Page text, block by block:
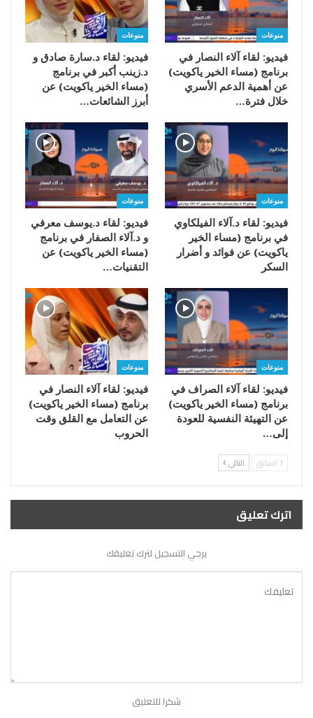
منوعات
فيديو: لقاء آلاء النصار في
برنامج (مساء الخير ياكويت)
عن أهمية الدعم الأسري
خلال فترة…
منوعات
فيديو: لقاء د.سارة صادق و
د.زينب أكبر في برنامج
(مساء الخير ياكويت) عن
أبرز الشائعات…
منوعات
فيديو: لقاء د.آلاء الفيلكاوي
في برنامج (مساء الخير
ياكويت) عن فوائد و أضرار
السكر
منوعات
فيديو: لقاء د.يوسف معرفي
و د.آلاء الصفار في برنامج
(مساء الخير ياكويت) عن
التقنيات…
منوعات
فيديو: لقاء آلاء الصراف في
برنامج (مساء الخير ياكويت)
عن التهيئة النفسية للعودة
إلى…
منوعات
فيديو: لقاء آلاء النصار في
برنامج (مساء الخير ياكويت)
عن التعامل مع القلق وقت
الحروب
السابق التالي
اترك تعليق
يرجي التسجيل لترك تعليقك
شكرا للتعليق